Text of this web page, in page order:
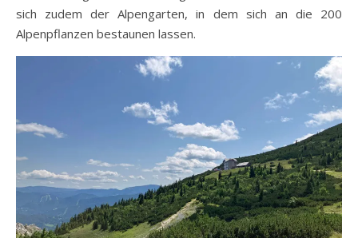
sich zudem der Alpengarten, in dem sich an die 200
Alpenpflanzen bestaunen lassen.